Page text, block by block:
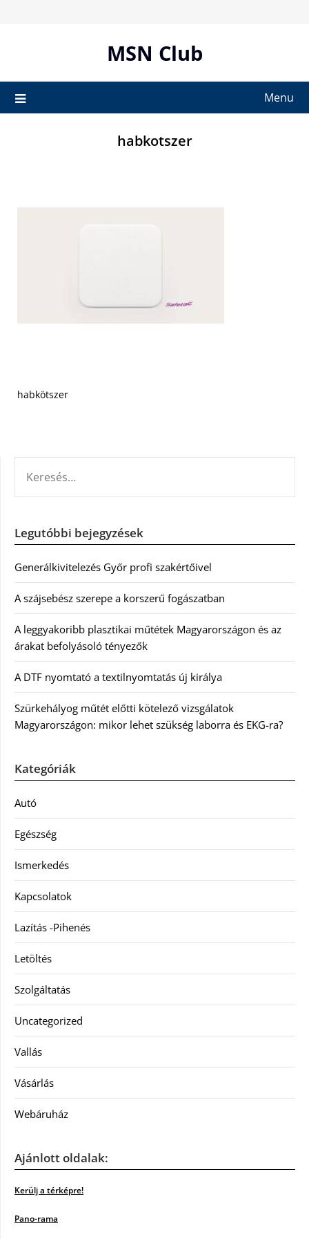
MSN Club
Menu
habkotszer
habkötszer
Legutóbbi bejegyzések
Generálkivitelezés Győr profi szakértőivel
A szájsebész szerepe a korszerű fogászatban
A leggyakoribb plasztikai műtétek Magyarországon és az
árakat befolyásoló tényezők
A DTF nyomtató a textilnyomtatás új királya
Szürkehályog műtét előtti kötelező vizsgálatok
Magyarországon: mikor lehet szükség laborra és EKG-ra?
Kategóriák
Autó
Egészség
Ismerkedés
Kapcsolatok
Lazítás -Pihenés
Letöltés
Szolgáltatás
Uncategorized
Vallás
Vásárlás
Webáruház
Ajánlott oldalak:
Kerülj a térképre!
Pano-rama